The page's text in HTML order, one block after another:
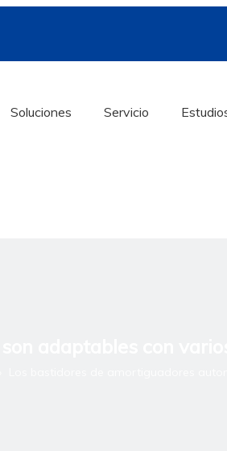
Soluciones Servicio